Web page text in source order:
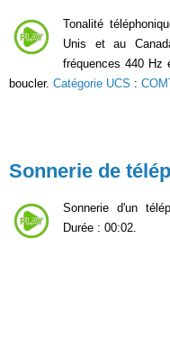
Tonalité
Unis et au
fréquences 440
boucler. Catégorie UCS :
Sonnerie de
Sonnerie d'un
Durée : 00:02.